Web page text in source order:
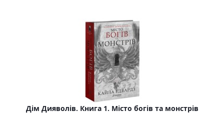
Дім Дияволів. Книга 1. Місто богів та монстрів